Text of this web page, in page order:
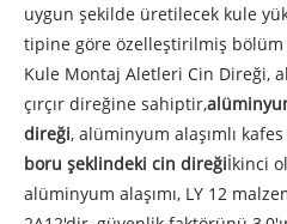
uygun şekilde üretilecek kule
tipine göre özelleştirilmiş
Kule Montaj Aletleri Cin Direği,
çırçır direğine sahiptir,
direği, alüminyum alaşımlı
boru şeklindeki cin direğiİkinci
alüminyum alaşımı, LY 12